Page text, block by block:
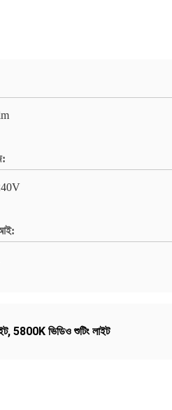
, 5800K ভিডিও শুটিং লাইট